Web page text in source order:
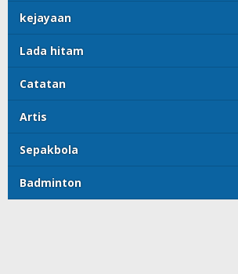
kejayaan
Lada hitam
Catatan
Artis
Sepakbola
Badminton